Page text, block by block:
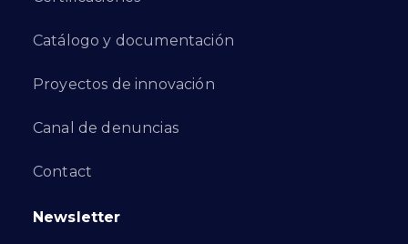
Catálogo y documentación
Proyectos de innovación
Canal de denuncias
Contact
Newsletter